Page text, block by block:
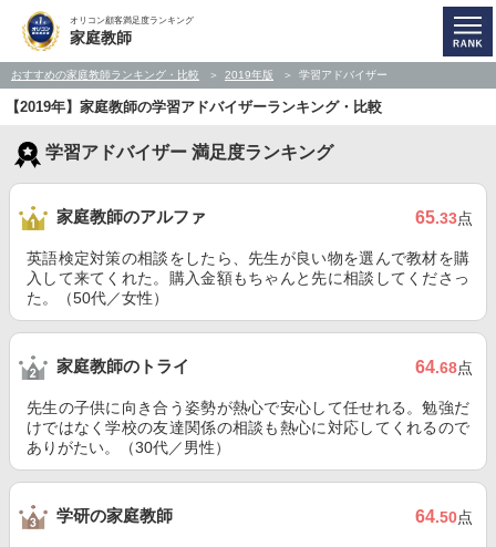
オリコン顧客満足度ランキング
家庭教師
おすすめの家庭教師ランキング・比較 2019年版 学習アドバイザー
【2019年】家庭教師の学習アドバイザーランキング・比較
学習アドバイザー 満足度ランキング
家庭教師のアルファ 65.33点
英語検定対策の相談をしたら、先生が良い物を選んで教材を購
入して来てくれた。購入金額もちゃんと先に相談してくださっ
た。（50代／女性）
家庭教師のトライ 64.68点
先生の子供に向き合う姿勢が熱心で安心して任せれる。勉強だ
けではなく学校の友達関係の相談も熱心に対応してくれるので
ありがたい。（30代／男性）
学研の家庭教師 64.50点